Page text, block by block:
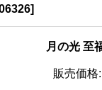
]
月の光 至
販売価格: